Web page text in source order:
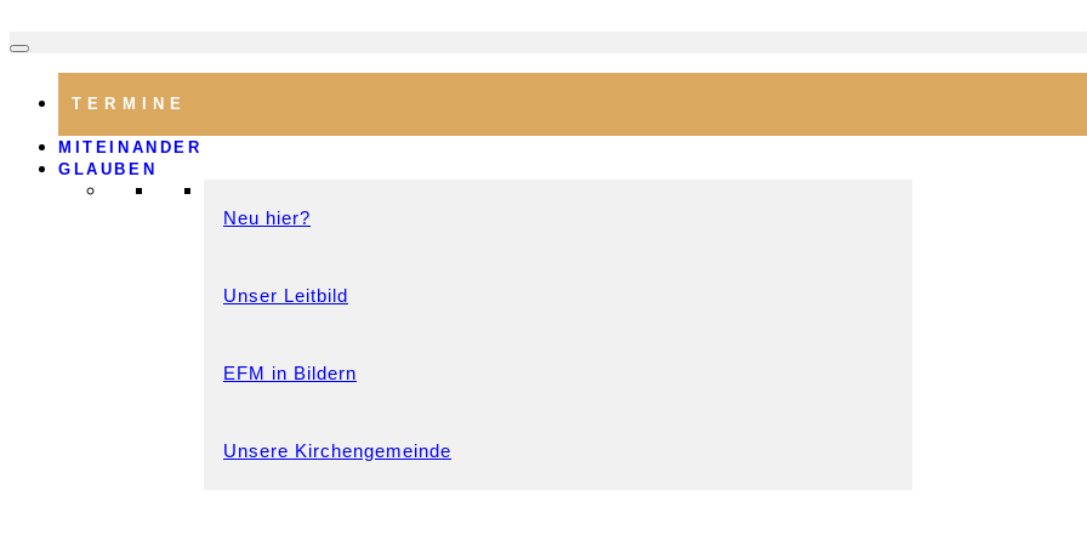
TERMINE
MITEINANDER
GLAUBEN
Neu hier?
Unser Leitbild
EFM in Bildern
Unsere Kirchengemeinde